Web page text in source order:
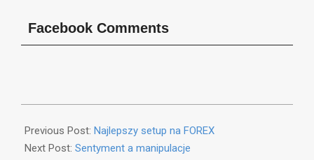
Facebook Comments
06-
13
Previous Post: Najlepszy setup na FOREX
Next Post: Sentyment a manipulacje